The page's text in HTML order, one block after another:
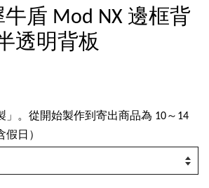
盾 Mod NX 邊框背
透明背板
」。從開始製作到寄出商品為 10～14
日）